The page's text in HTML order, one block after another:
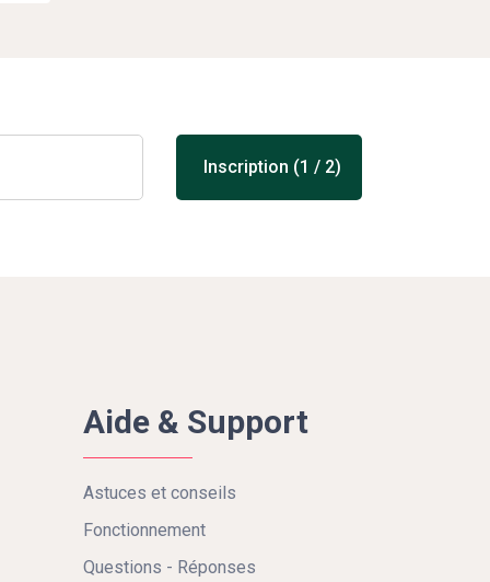
Inscription (1 / 2)
Aide & Support
Astuces et conseils
Fonctionnement
Questions - Réponses